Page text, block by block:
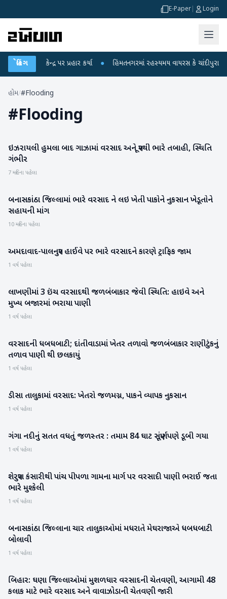
E-Paper Login
બ્રેકિંગ
ગાંધીએ કેન્દ્ર પર પ્રહાર કર્યા ● હિંમતનગરમાં રહસ્યમય વાયરસ કે ચાંદીપુરા? 6
હોમ/#Flooding
#Flooding
રાષ્ટ્રીય
ઇઝરાયલી હુમલા બાદ ગાઝામાં વરસાદ અને પૂરથી ભારે તબાહી, સ્થિતિ
ગંભીર
7 મહિના પહેલા
બનાસકાંઠા
બનાસકાંઠા જિલ્લામાં ભારે વરસાદ ને લઇ ખેતી પાકોને નુકસાન ખેડૂતોને
સહાયની માંગ
10 મહિના પહેલા
બનાસકાંઠા
અમદાવાદ-પાલનપુર હાઈવે પર ભારે વરસાદને કારણે ટ્રાફિક જામ
1 વર્ષ પહેલા
બનાસકાંઠા
લાખણીમાં 3 ઇંચ વરસાદથી જળબંબાકાર જેવી સ્થિતિ: હાઇવે અને
મુખ્ય બજારમાં ભરાયા પાણી
1 વર્ષ પહેલા
બનાસકાંઠા
વરસાદની ધબધબાટી; દાંતીવાડામાં ખેતર તળાવો જળબંબાકાર રાણીટુંકનું
તળાવ પાણી થી છલકાયું
1 વર્ષ પહેલા
બનાસકાંઠા
ડીસા તાલુકામાં વરસાદ: ખેતરો જળમગ્ન, પાકને વ્યાપક નુકસાન
1 વર્ષ પહેલા
રાષ્ટ્રીય
ગંગા નદીનું સતત વધતું જળસ્તર : તમામ 84 ઘાટ સંપૂર્ણપણે ડૂબી ગયા
1 વર્ષ પહેલા
બનાસકાંઠા
શેરપુરા કંસારીથી પાંચ પીપળા ગામના માર્ગ પર વરસાદી પાણી ભરાઈ જતા
ભારે મુશ્કેલી
1 વર્ષ પહેલા
બનાસકાંઠા
બનાસકાંઠા જિલ્લાના ચાર તાલુકાઓમાં મધરાતે મેઘરાજાએ ધબધબાટી
બોલાવી
1 વર્ષ પહેલા
રાષ્ટ્રીય
બિહાર: ઘણા જિલ્લાઓમાં મુશળધાર વરસાદની ચેતવણી, આગામી 48
કલાક માટે ભારે વરસાદ અને વાવાઝોડાની ચેતવણી જારી